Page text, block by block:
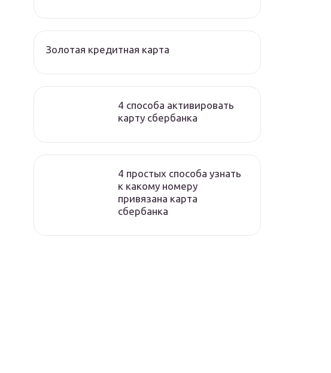
Золотая кредитная карта
4 способа активировать
карту сбербанка
4 простых способа узнать
к какому номеру
привязана карта
сбербанка